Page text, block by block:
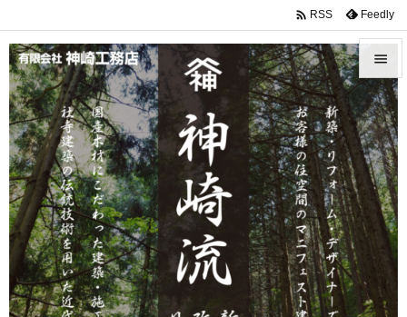


メニュ

サイド

前へ

次へ

検索
 RSS Feedly